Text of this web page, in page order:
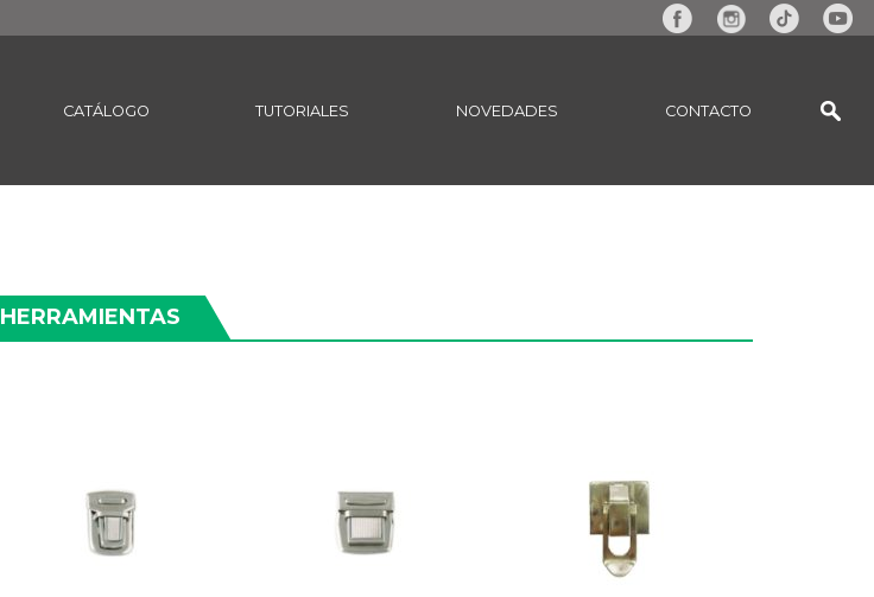
CATÁLOGO TUTORIALES NOVEDADES CONTACTO
HERRAMIENTAS